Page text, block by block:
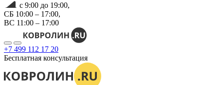
с 9:00 до 19:00,
СБ 10:00 – 17:00,
ВС 11:00 – 17:00
+7 499 112 17 20
Бесплатная консультация